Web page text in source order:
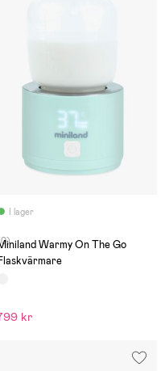
I lager
Warmy On The Go
kr